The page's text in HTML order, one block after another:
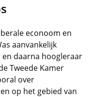
econoom en
aanvankelijk
daarna hoogleraar
Tweede Kamer
over
op het gebied van